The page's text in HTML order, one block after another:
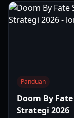
di tahun 2026.
Panduan
Doom By
Strategi 2026